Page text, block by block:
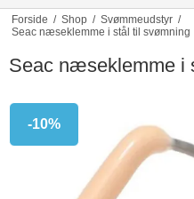
Forside / Shop / Svømmeudstyr /
Seac næseklemme i stål til svømning
Seac næseklemme i
-10%